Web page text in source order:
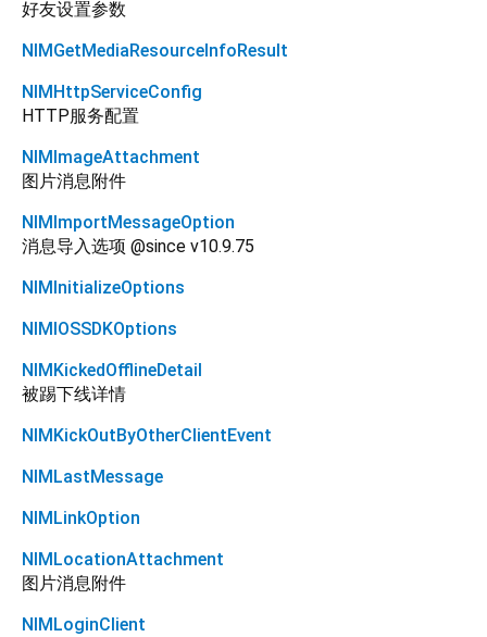
好友设置参数
NIMGetMediaResourceInfoResult
NIMHttpServiceConfig
HTTP服务配置
NIMImageAttachment
图片消息附件
NIMImportMessageOption
消息导入选项 @since v10.9.75
NIMInitializeOptions
NIMIOSSDKOptions
NIMKickedOfflineDetail
被踢下线详情
NIMKickOutByOtherClientEvent
NIMLastMessage
NIMLinkOption
NIMLocationAttachment
图片消息附件
NIMLoginClient